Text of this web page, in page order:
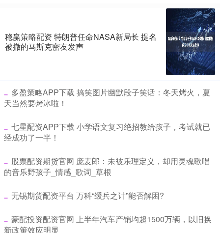
稳赢策略配资 特朗普任命NASA新局长 提名
被撤的马斯克密友发声
​多盈策略APP下载 搞笑图片幽默段子笑话：冬天烤火，夏
天当然要烤冰啦！
​七星配资APP下载 小学语文复习绝招教给孩子，考试就已
经成功了一半！
​股票配资期货官网 庞麦郎：未被乐理定义，却用灵魂歌唱
的音乐野孩子_情感_歌词_草根
​无锡期货配资平台 万科“缓兵之计”能否解困?
​豪配投资配资官网 上半年汽车产销均超1500万辆，以旧换
新政策效应明显